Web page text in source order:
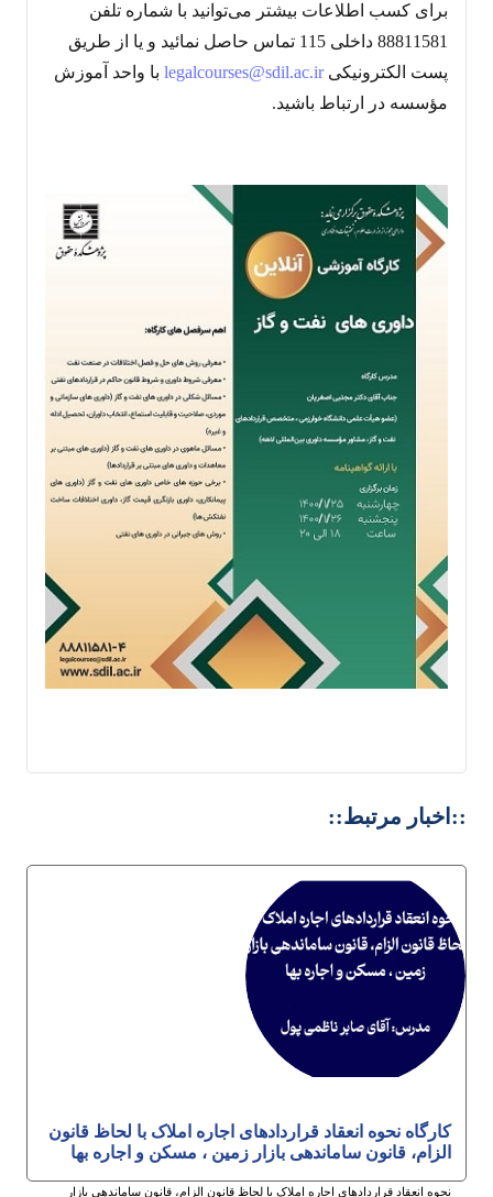
برای کسب اطلاعات بیشتر می‌توانید با شماره تلفن
88811581 داخلی 115 تماس حاصل نمائید و یا از طریق
پست الکترونیکیlegalcourses@sdil.ac.ir با واحد آموزش
مؤسسه در ارتباط باشید.
::اخبار مرتبط::
کارگاه نحوه انعقاد قراردادهای اجاره املاک با لحاظ قانون
الزام، قانون ساماندهی بازار زمین ، مسکن و اجاره بها
نحوه انعقاد قراردادهای اجاره املاک با لحاظ قانون الزام، قانون ساماندهی بازار